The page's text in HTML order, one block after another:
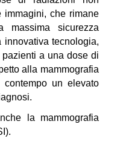
immagini, che rimane
massima sicurezza
innovativa tecnologia,
a una dose di
alla mammografia
contempo un elevato
la mammografia
.